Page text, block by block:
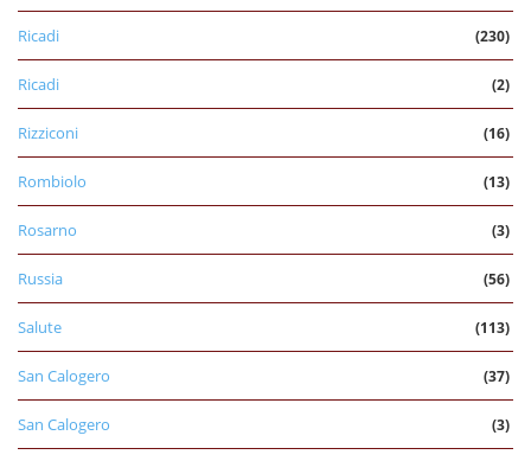
Ricadi (230)
Ricadi (2)
Rizziconi (16)
Rombiolo (13)
Rosarno (3)
Russia (56)
Salute (113)
San Calogero (37)
San Calogero (3)